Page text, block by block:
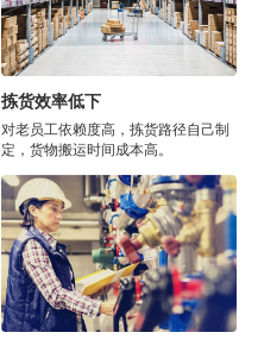
拣货效率低下
对老员工依赖度高，拣货路径自己制
定，货物搬运时间成本高。